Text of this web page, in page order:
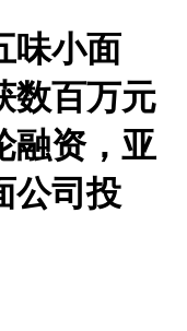
味小面
百万元
融资，亚
公司投